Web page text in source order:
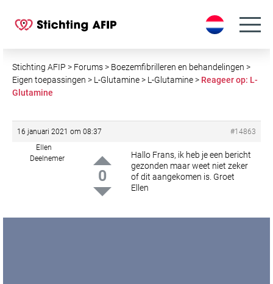
Stichting AFIP > Forums> Boezemfibrilleren en behandelingen >
Eigen toepassingen > L-Glutamine> L-Glutamine> Reageer op: L-
Glutamine
16 januari 2021 om 08:37
#14863
Ellen
Deelnemer
0
Hallo Frans, ik heb je een bericht
gezonden maar weet niet zeker
of dit aangekomen is. Groet
Ellen